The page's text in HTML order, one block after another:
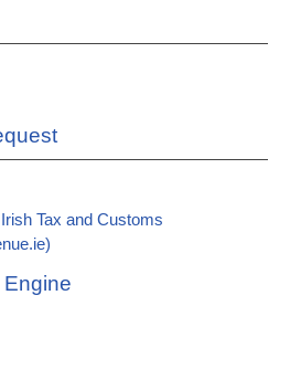
Irish Tax and Customs